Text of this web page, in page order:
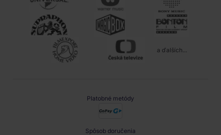
a ďalších...
Platobné metódy
Spôsob doručenia